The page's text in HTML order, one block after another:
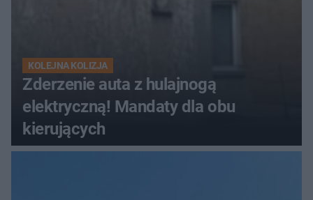
KOLEJNA KOLIZJA
Zderzenie auta z hulajnogą
elektryczną! Mandaty dla obu
kierujących